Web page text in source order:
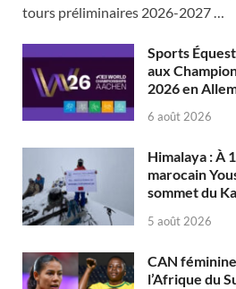
tours préliminaires 2026-2027 …
Sports
aux
2026 en
6 août 2026
Himalaya : À
marocain
sommet du
5 août 2026
CAN
l’Afrique du